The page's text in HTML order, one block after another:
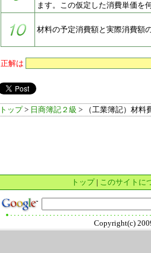
ます。この仮定した消費単価を
材料の予定消費額と実際消費額
正解は
トップ> 日商簿記２級 > （工業簿記）材料
トップ| このサイトに
Copyright(c)